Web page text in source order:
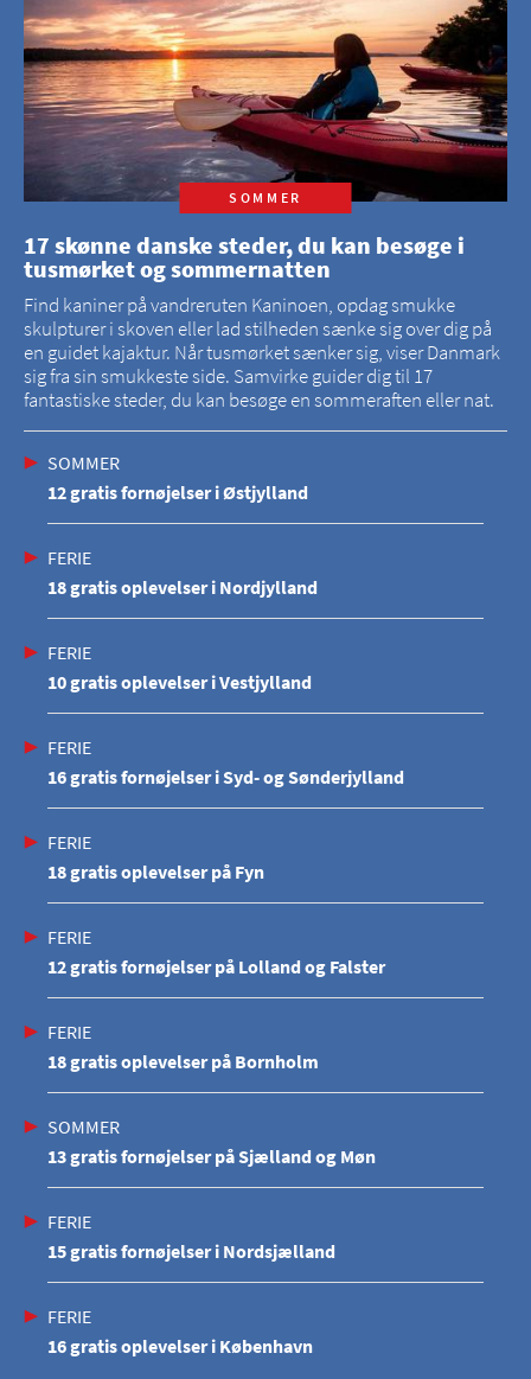
SOMMER
17 skønne danske steder, du kan besøge i
tusmørket og sommernatten
Find kaniner på vandreruten Kaninoen, opdag smukke
skulpturer i skoven eller lad stilheden sænke sig over dig på
en guidet kajaktur. Når tusmørket sænker sig, viser Danmark
sig fra sin smukkeste side. Samvirke guider dig til 17
fantastiske steder, du kan besøge en sommeraften eller nat.
SOMMER
12 gratis fornøjelser i Østjylland
FERIE
18 gratis oplevelser i Nordjylland
FERIE
10 gratis oplevelser i Vestjylland
FERIE
16 gratis fornøjelser i Syd- og Sønderjylland
FERIE
18 gratis oplevelser på Fyn
FERIE
12 gratis fornøjelser på Lolland og Falster
FERIE
18 gratis oplevelser på Bornholm
SOMMER
13 gratis fornøjelser på Sjælland og Møn
FERIE
15 gratis fornøjelser i Nordsjælland
FERIE
16 gratis oplevelser i København